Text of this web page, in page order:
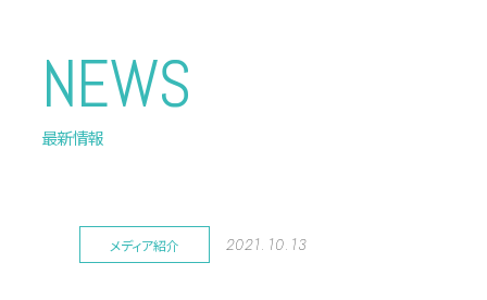
NEWS
最新情報
メディア紹介 2021.10.13